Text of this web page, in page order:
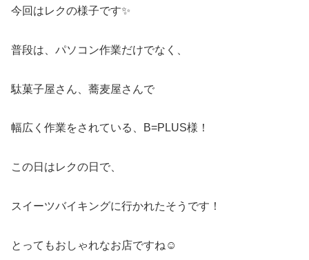
今回はレクの様子です✨
普段は、パソコン作業だけでなく、
駄菓子屋さん、蕎麦屋さんで
幅広く作業をされている、B=PLUS様！
この日はレクの日で、
スイーツバイキングに行かれたそうです！
とってもおしゃれなお店ですね☺